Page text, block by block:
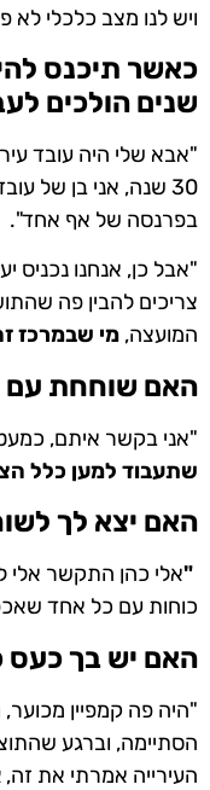
ויש לנו מצב כלכלי
כאשר תיכנס
שנים הולכים
"אבא שלי היה עובד
30 שנה, אני בן של עובדי עירייה,
בפרנסה של אף אחד".
"אבל כן, אנחנו נכניס
צריכים להבין פה
המועצה, מי שבמרכז
האם שוחחת עם
"אני בקשר איתם,
שתעבוד למען כלל
האם יצא לך
"אלי כהן התקשר אלי
כוחות עם כל אחד
האם יש בך כעס
"היה פה קמפיין
הסתיימה, וברגע
העירייה אמרתי את זה,